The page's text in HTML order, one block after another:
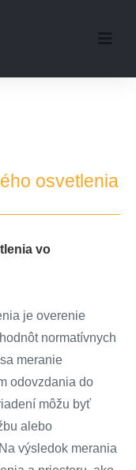
osvetlenia
vo
je overenie
normatívnych
meranie
odovzdania do
môžu byť
alebo
výsledok merania